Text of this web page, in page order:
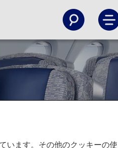
います。その他のクッキーの使